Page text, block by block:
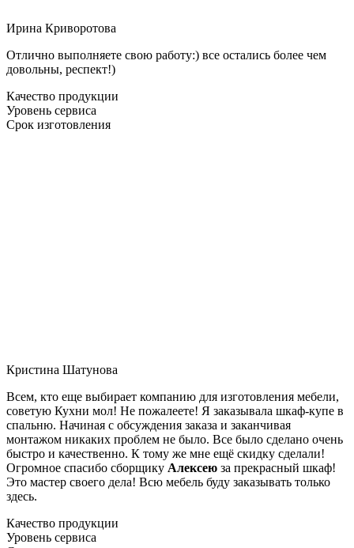
Ирина Криворотова
Отлично выполняете свою работу:) все остались более чем
довольны, респект!)
Качество продукции
Уровень сервиса
Срок изготовления
Кристина Шатунова
Всем, кто еще выбирает компанию для изготовления мебели,
советую Кухни мол! Не пожалеете! Я заказывала шкаф-купе в
спальню. Начиная с обсуждения заказа и заканчивая
монтажом никаких проблем не было. Все было сделано очень
быстро и качественно. К тому же мне ещё скидку сделали!
Огромное спасибо сборщику Алексею за прекрасный шкаф!
Это мастер своего дела! Всю мебель буду заказывать только
здесь.
Качество продукции
Уровень сервиса